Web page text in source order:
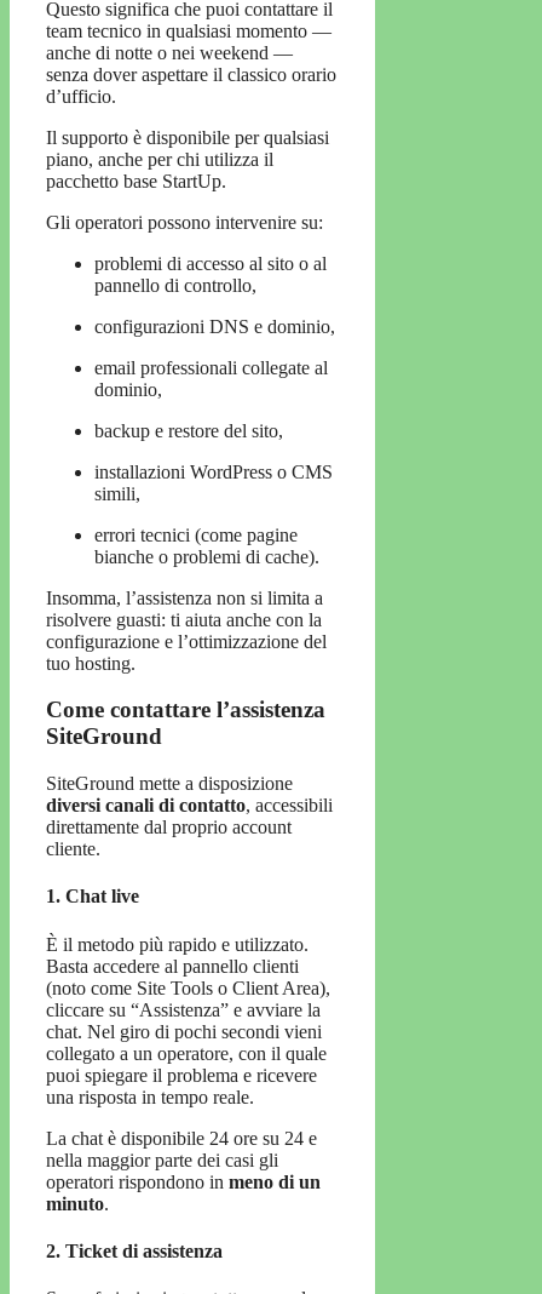
Questo significa che puoi contattare il
team tecnico in qualsiasi momento —
anche di notte o nei weekend —
senza dover aspettare il classico orario
d’ufficio.
Il supporto è disponibile per qualsiasi
piano, anche per chi utilizza il
pacchetto base StartUp.
Gli operatori possono intervenire su:
problemi di accesso al sito o al
pannello di controllo,
configurazioni DNS e dominio,
email professionali collegate al
dominio,
backup e restore del sito,
installazioni WordPress o CMS
simili,
errori tecnici (come pagine
bianche o problemi di cache).
Insomma, l’assistenza non si limita a
risolvere guasti: ti aiuta anche con la
configurazione e l’ottimizzazione del
tuo hosting.
Come contattare l’assistenza
SiteGround
SiteGround mette a disposizione
diversi canali di contatto, accessibili
direttamente dal proprio account
cliente.
1. Chat live
È il metodo più rapido e utilizzato.
Basta accedere al pannello clienti
(noto come Site Tools o Client Area),
cliccare su “Assistenza” e avviare la
chat. Nel giro di pochi secondi vieni
collegato a un operatore, con il quale
puoi spiegare il problema e ricevere
una risposta in tempo reale.
La chat è disponibile 24 ore su 24 e
nella maggior parte dei casi gli
operatori rispondono in meno di un
minuto.
2. Ticket di assistenza